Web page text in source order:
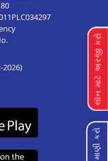
લૉન માટે અરજી કરો
2026)